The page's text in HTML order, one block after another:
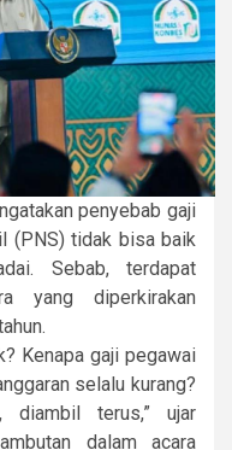
penyebab gaji
(PNS) tidak bisa baik
Sebab, terdapat
yang diperkirakan
Kenapa gaji pegawai
selalu kurang?
diambil terus,” ujar
dalam acara